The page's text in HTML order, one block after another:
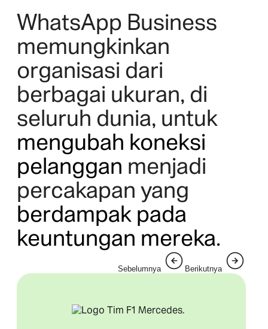
WhatsApp Business
memungkinkan
organisasi dari
berbagai ukuran, di
seluruh dunia, untuk
mengubah koneksi
pelanggan menjadi
percakapan yang
berdampak pada
keuntungan mereka.
Sebelumnya Berikutnya